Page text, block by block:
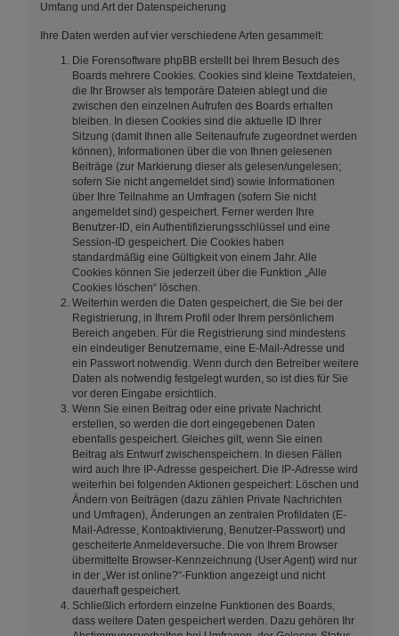
Umfang und Art der Datenspeicherung
Ihre Daten werden auf vier verschiedene Arten gesammelt:
Die Forensoftware phpBB erstellt bei Ihrem Besuch des
Boards mehrere Cookies. Cookies sind kleine Textdateien,
die Ihr Browser als temporäre Dateien ablegt und die
zwischen den einzelnen Aufrufen des Boards erhalten
bleiben. In diesen Cookies sind die aktuelle ID Ihrer
Sitzung (damit Ihnen alle Seitenaufrufe zugeordnet werden
können), Informationen über die von Ihnen gelesenen
Beiträge (zur Markierung dieser als gelesen/ungelesen;
sofern Sie nicht angemeldet sind) sowie Informationen
über Ihre Teilnahme an Umfragen (sofern Sie nicht
angemeldet sind) gespeichert. Ferner werden Ihre
Benutzer-ID, ein Authentifizierungsschlüssel und eine
Session-ID gespeichert. Die Cookies haben
standardmäßig eine Gültigkeit von einem Jahr. Alle
Cookies können Sie jederzeit über die Funktion „Alle
Cookies löschen“ löschen.
Weiterhin werden die Daten gespeichert, die Sie bei der
Registrierung, in Ihrem Profil oder Ihrem persönlichem
Bereich angeben. Für die Registrierung sind mindestens
ein eindeutiger Benutzername, eine E-Mail-Adresse und
ein Passwort notwendig. Wenn durch den Betreiber weitere
Daten als notwendig festgelegt wurden, so ist dies für Sie
vor deren Eingabe ersichtlich.
Wenn Sie einen Beitrag oder eine private Nachricht
erstellen, so werden die dort eingegebenen Daten
ebenfalls gespeichert. Gleiches gilt, wenn Sie einen
Beitrag als Entwurf zwischenspeichern. In diesen Fällen
wird auch Ihre IP-Adresse gespeichert. Die IP-Adresse wird
weiterhin bei folgenden Aktionen gespeichert: Löschen und
Ändern von Beiträgen (dazu zählen Private Nachrichten
und Umfragen), Änderungen an zentralen Profildaten (E-
Mail-Adresse, Kontoaktivierung, Benutzer-Passwort) und
gescheiterte Anmeldeversuche. Die von Ihrem Browser
übermittelte Browser-Kennzeichnung (User Agent) wird nur
in der „Wer ist online?“-Funktion angezeigt und nicht
dauerhaft gespeichert.
Schließlich erfordern einzelne Funktionen des Boards,
dass weitere Daten gespeichert werden. Dazu gehören Ihr